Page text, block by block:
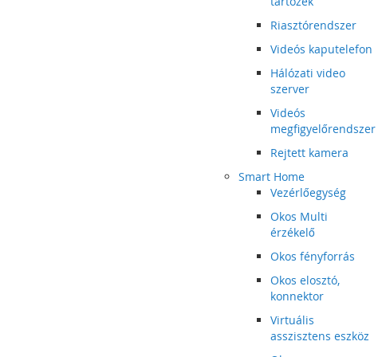
Riasztórendszer
Videós kaputelefon
Hálózati video
szerver
Videós
megfigyelőrendszer
Rejtett kamera
Smart Home
Vezérlőegység
Okos Multi
érzékelő
Okos fényforrás
Okos elosztó,
konnektor
Virtuális
asszisztens eszköz